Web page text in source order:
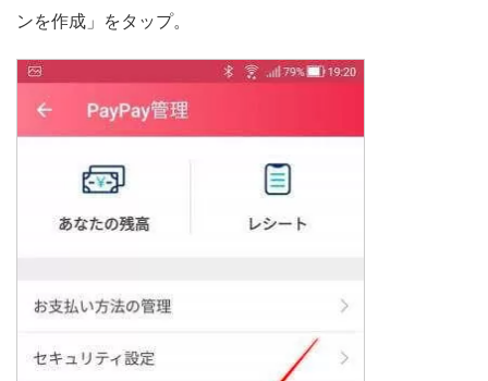
ンを作成」をタップ。